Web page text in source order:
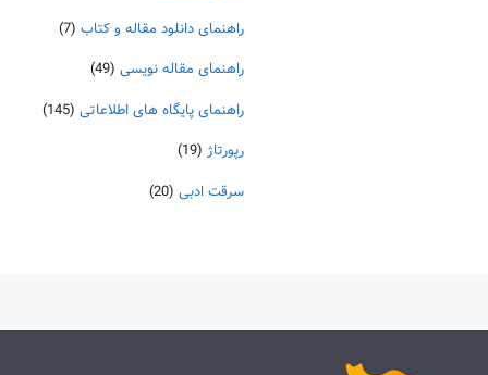
راهنمای دانلود مقاله و کتاب (7)
راهنمای مقاله نویسی (49)
راهنمای پایگاه های اطلاعاتی (145)
رپورتاژ (19)
سرقت ادبی (20)